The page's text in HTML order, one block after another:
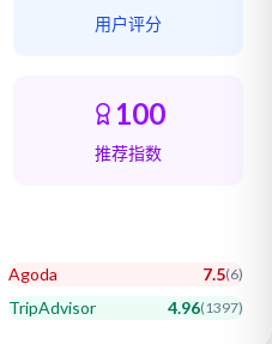
用户评分
100
推荐指数
Agoda 7.5(6)
TripAdvisor 4.96(1397)